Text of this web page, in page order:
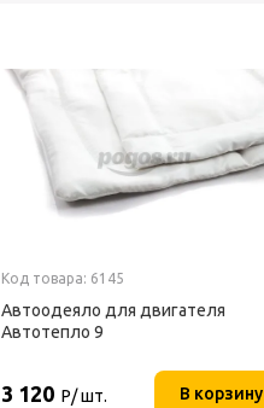
Код товара: 6145
Автоодеяло для двигателя
Автотепло 9
3 120 Р/ шт. В корзину